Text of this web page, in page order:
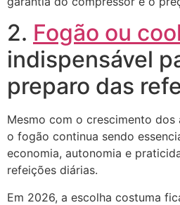
2. Fogão ou
indispensável
preparo das
Mesmo com o crescimento
o fogão continua sendo
economia, autonomia e
refeições diárias.
Em 2026, a escolha costuma